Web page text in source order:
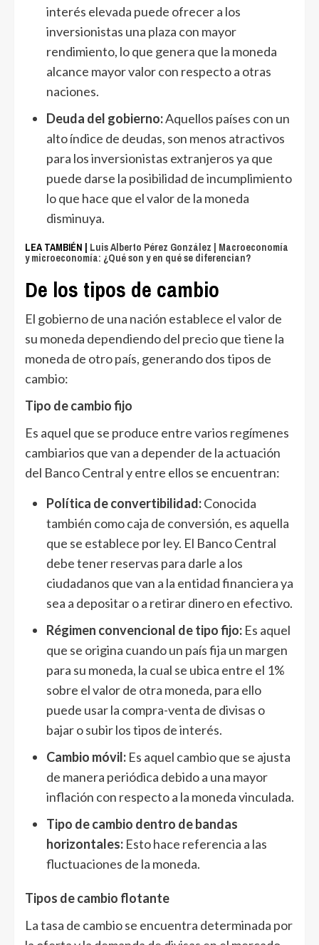
interés elevada puede ofrecer a los
inversionistas una plaza con mayor
rendimiento, lo que genera que la moneda
alcance mayor valor con respecto a otras
naciones.
Deuda del gobierno:Aquellos países con un
alto índice de deudas, son menos atractivos
para los inversionistas extranjeros ya que
puede darse la posibilidad de incumplimiento
lo que hace que el valor de la moneda
disminuya.
LEA TAMBIÉN | Luis Alberto Pérez González | Macroeconomía
y microeconomía: ¿Qué son y en qué se diferencian?
De los tipos de cambio
El gobierno de una nación establece el valor de
su moneda dependiendo del precio que tiene la
moneda de otro país, generando dos tipos de
cambio:
Tipo de cambio fijo
Es aquel que se produce entre varios regímenes
cambiarios que van a depender de la actuación
del Banco Central y entre ellos se encuentran:
Política de convertibilidad:Conocida
también como caja de conversión, es aquella
que se establece por ley. El Banco Central
debe tener reservas para darle a los
ciudadanos que van a la entidad financiera ya
sea a depositar o a retirar dinero en efectivo.
Régimen convencional de tipo fijo: Es aquel
que se origina cuando un país fija un margen
para su moneda, la cual se ubica entre el 1%
sobre el valor de otra moneda, para ello
puede usar la compra-venta de divisas o
bajar o subir los tipos de interés.
Cambio móvil: Es aquel cambio que se ajusta
de manera periódica debido a una mayor
inflación con respecto a la moneda vinculada.
Tipo de cambio dentro de bandas
horizontales: Esto hace referencia a las
fluctuaciones de la moneda.
Tipos de cambio flotante
La tasa de cambio se encuentra determinada por